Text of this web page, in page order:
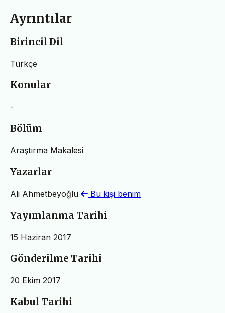
Ayrıntılar
Birincil Dil
Türkçe
Konular
-
Bölüm
Araştırma Makalesi
Yazarlar
Ali Ahmetbeyoğlu Bu kişi benim
Yayımlanma Tarihi
15 Haziran 2017
Gönderilme Tarihi
20 Ekim 2017
Kabul Tarihi